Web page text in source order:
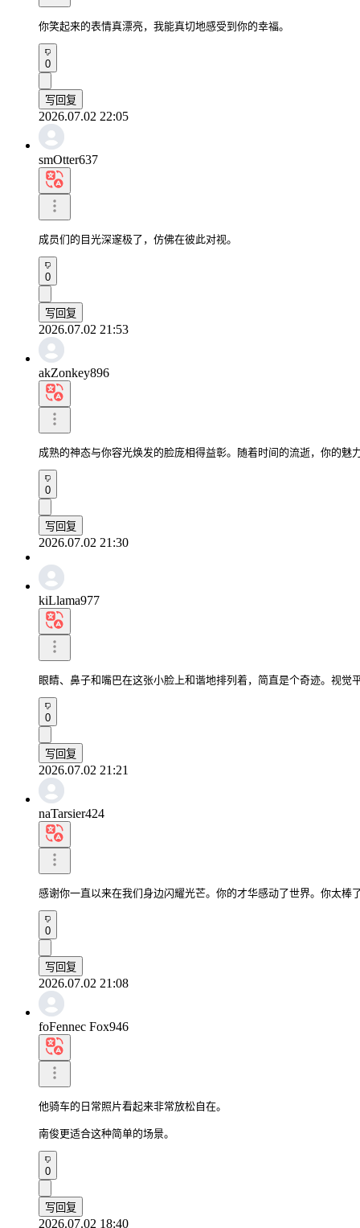
你笑起来的表情真漂亮，我能真切地感受到你的幸福。
0
写回复
2026.07.02 22:05
smOtter637
成员们的目光深邃极了，仿佛在彼此对视。
0
写回复
2026.07.02 21:53
akZonkey896
成熟的神态与你容光焕发的脸庞相得益彰。随着时间的流逝，你的魅
0
写回复
2026.07.02 21:30
kiLlama977
眼睛、鼻子和嘴巴在这张小脸上和谐地排列着，简直是个奇迹。视觉
0
写回复
2026.07.02 21:21
naTarsier424
感谢你一直以来在我们身边闪耀光芒。你的才华感动了世界。你太棒
0
写回复
2026.07.02 21:08
foFennec Fox946
他骑车的日常照片看起来非常放松自在。
南俊更适合这种简单的场景。
0
写回复
2026.07.02 18:40